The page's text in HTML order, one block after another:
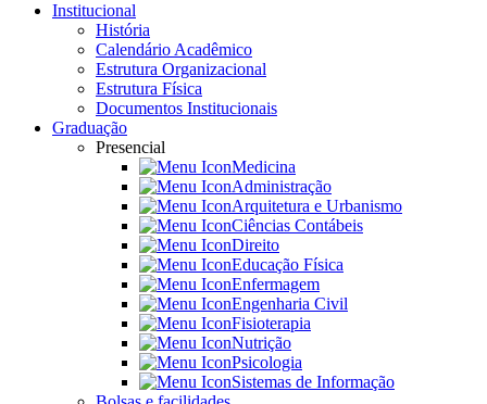
Institucional
História
Calendário Acadêmico
Estrutura Organizacional
Estrutura Física
Documentos Institucionais
Graduação
Presencial
Medicina
Administração
Arquitetura e Urbanismo
Ciências Contábeis
Direito
Educação Física
Enfermagem
Engenharia Civil
Fisioterapia
Nutrição
Psicologia
Sistemas de Informação